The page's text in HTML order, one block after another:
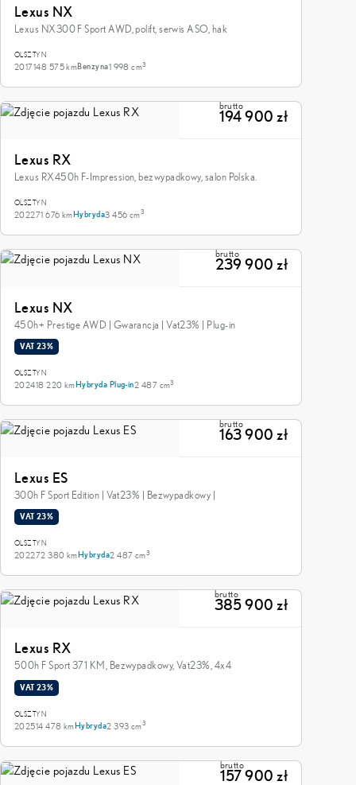
Lexus NX
Lexus NX300 F Sport AWD, polift, serwis ASO, hak
OLSZTYN
2017148 575 kmBenzyna1 998 cm3
Lexus RX
Lexus RX450h F-Impression, bezwypadkowy, salon Polska.
OLSZTYN
202271 676 km Hybryda3 456 cm3
brutto
194 900 zł
Lexus NX
450h+ Prestige AWD | Gwarancja | Vat23% | Plug-in
VAT 23%
OLSZTYN
202418 220 km Hybryda Plug-in2 487 cm3
brutto
239 900 zł
Lexus ES
300h F Sport Edition | Vat23% | Bezwypadkowy |
VAT 23%
OLSZTYN
202272 380 km Hybryda2 487 cm3
brutto
163 900 zł
Lexus RX
500h F Sport 371 KM, Bezwypadkowy, Vat23%, 4x4
VAT 23%
OLSZTYN
202514 478 km Hybryda2 393 cm3
brutto
385 900 zł
brutto
157 900 zł